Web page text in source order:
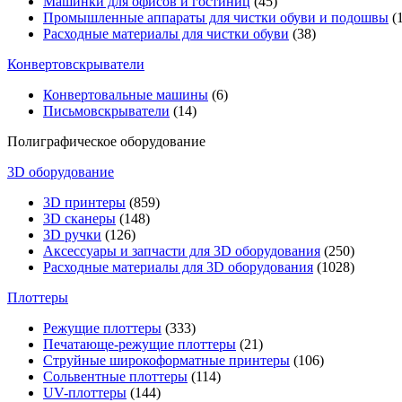
Промышленные аппараты для чистки обуви и подошвы
Расходные материалы для чистки обуви (38)
Конвертовскрыватели
Конвертовальные машины (6)
Письмовскрыватели (14)
Полиграфическое оборудование
3D оборудование
3D принтеры (859)
3D сканеры (148)
3D ручки (126)
Аксессуары и запчасти для 3D оборудования (250)
Расходные материалы для 3D оборудования (1028)
Плоттеры
Режущие плоттеры (333)
Печатающе-режущие плоттеры (21)
Струйные широкоформатные принтеры (106)
Сольвентные плоттеры (114)
UV-плоттеры (144)